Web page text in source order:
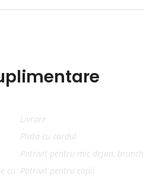
Livrare
Plata cu cardul
Potrivit pentru mic dejun, brunch
cu Potrivit pentru copii